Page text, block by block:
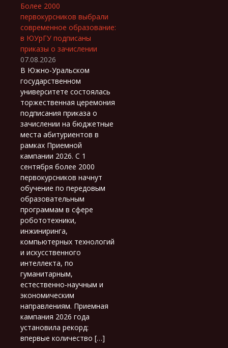
Более 2000
первокурсников выбрали
современное образование:
в ЮУрГУ подписаны
приказы о зачислении
07.08.2026
В Южно-Уральском
государственном
университете состоялась
торжественная церемония
подписания приказа о
зачислении на бюджетные
места абитуриентов в
рамках Приемной
кампании 2026. С 1
сентября более 2000
первокурсников начнут
обучение по передовым
образовательным
программам в сфере
робототехники,
инжиниринга,
компьютерных технологий
и искусственного
интеллекта, по
гуманитарным,
естественно-научным и
экономическим
направлениям. Приемная
кампания 2026 года
установила рекорд:
впервые количество […]